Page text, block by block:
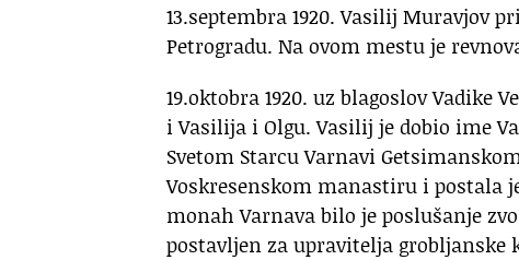
13.septembra 1920. Vasilij Muravjov
Petrogradu. Na ovom mestu je
19.oktobra 1920. uz blagoslov
i Vasilija i Olgu. Vasilij je dobio ime
Svetom Starcu Varnavi
Voskresenskom manastiru i postala
monah Varnava bilo je poslušanje
postavljen za upravitelja grobljanske